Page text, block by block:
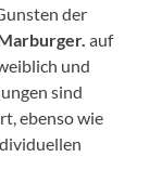
der
auf
und
sind
ebenso wie